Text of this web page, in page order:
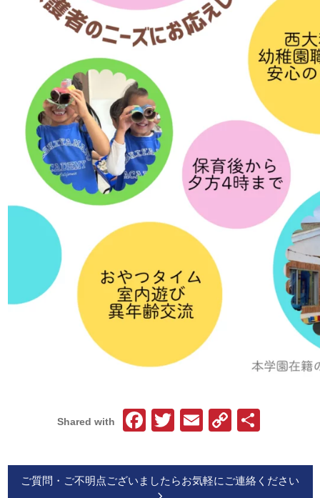
Shared with Facebook
Twitter
EmailCopy
ご質問・ご不明点ございましたらお気軽にご連絡ください